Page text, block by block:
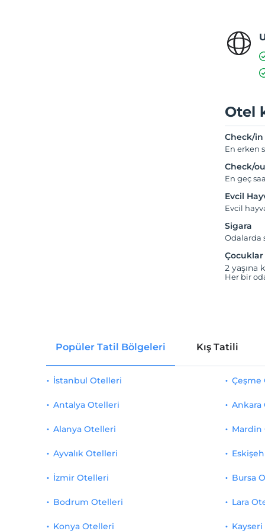
Otel
Check/in
En erken
Check/
En geç
Evcil
Evcil
Sigara
Odalarda
Çocuklar
2 yaşına
Her bir
Popüler Tatil Bölgeleri Kış Tatili
İstanbul Otelleri
Antalya Otelleri
Alanya Otelleri
Ayvalık Otelleri
İzmir Otelleri
Çeşme
Ankara
Mardin
Bursa
Bodrum Otelleri
Konya Otelleri
Lara